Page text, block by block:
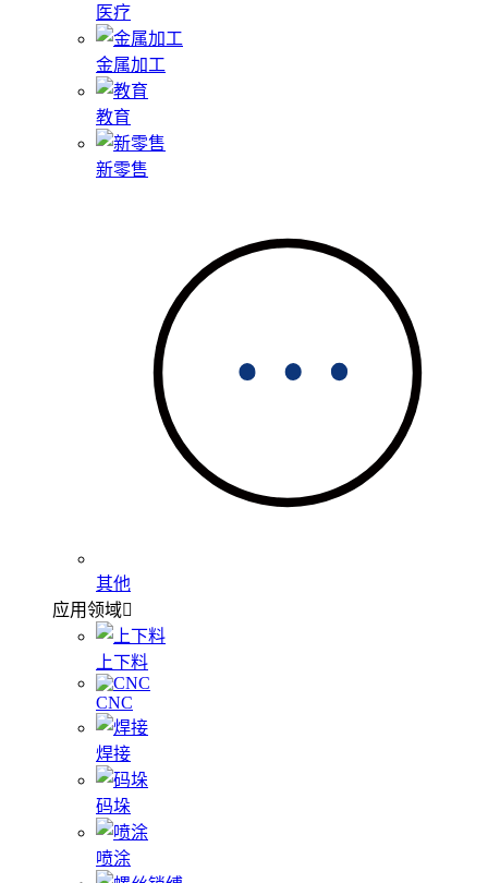
医疗
金属加工
教育
新零售
其他
应用领域
上下料
CNC
焊接
码垛
喷涂